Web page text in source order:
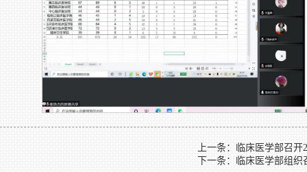
上一条：临床医学部召
下一条：临床医学部组织